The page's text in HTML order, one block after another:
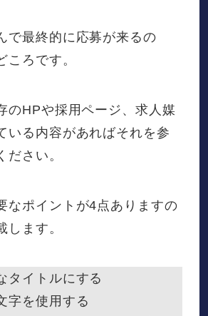
で最終的に応募が来るの
ころです。
のHPや採用ページ、求人媒
いる内容があればそれを参
ださい。
なポイントが4点ありますの
します。
イトルにする
字を使用する